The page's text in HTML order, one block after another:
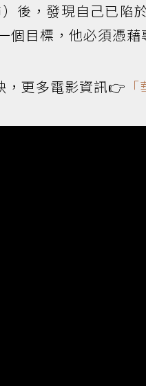
後，發現自己已陷
個目標，他必須憑藉
，更多電影資訊👉